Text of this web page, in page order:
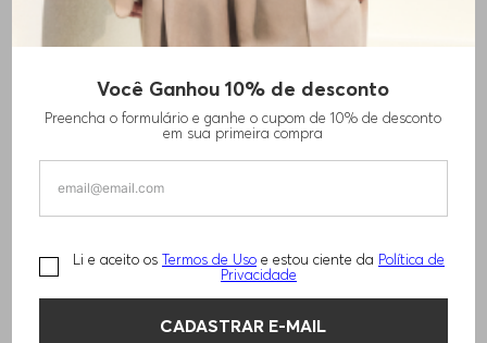
Você Ganhou 10% de desconto
Preencha o formulário e ganhe o cupom de 10% de desconto
em sua primeira compra
Li e aceito os Termos de Uso e estou ciente da Política de
Privacidade
CADASTRAR E-MAIL